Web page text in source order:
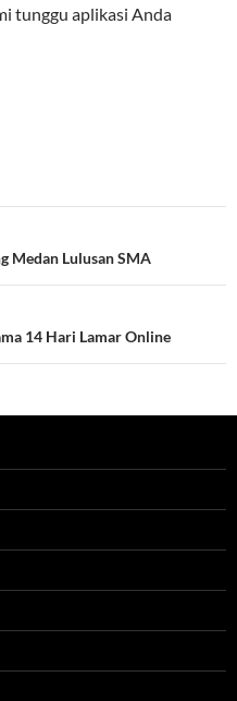
tunggu aplikasi Anda
Medan Lulusan SMA
14 Hari Lamar Online